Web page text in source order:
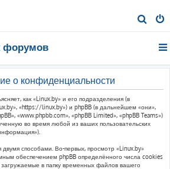
о
форумов
о конфиденциальности
как «Linux.by» и его подразделения (в
«https://linux.by») и phpBB (в дальнейшем «они»,
«www.phpbb.com», «phpBB Limited», «phpBB Teams»)
во время любой из ваших пользовательских
способами. Во-первых, просмотр «Linux.by»
обеспечением phpBB определённого числа cookies
в папку временных файлов вашего